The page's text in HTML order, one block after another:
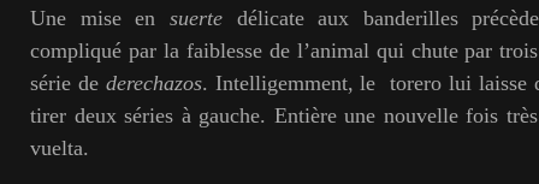
Une mise en suerte délicate aux banderilles
compliqué par la faiblesse de l’animal qui chute par
série de derechazos. Intelligemment, le torero lui
tirer deux séries à gauche. Entière une nouvelle fois
vuelta.